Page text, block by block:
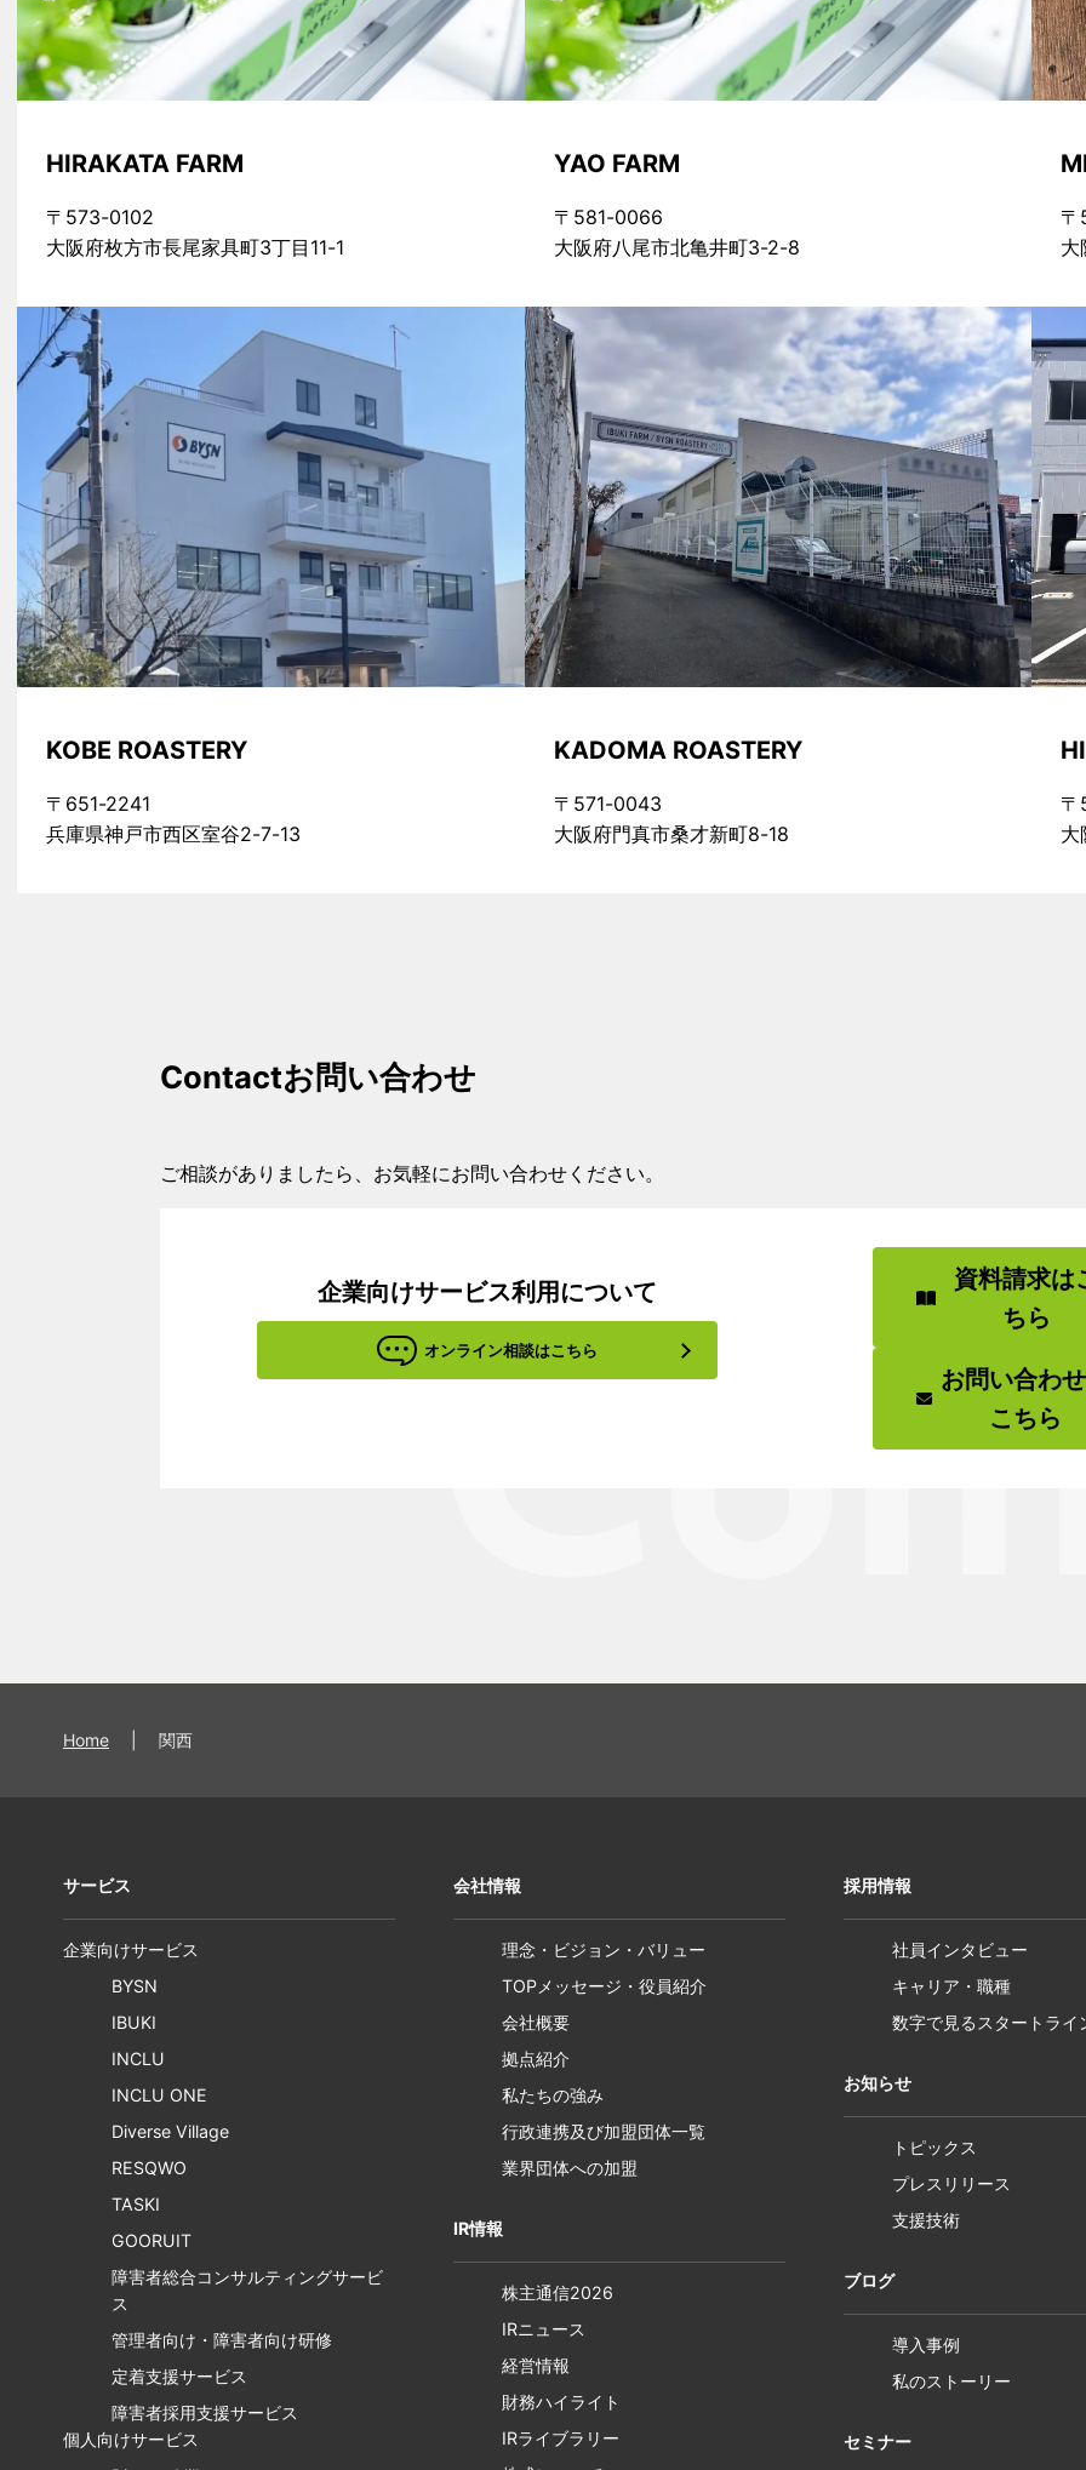
HIRAKATA FARM
〒573-0102
大阪府枚方市長尾家具町3丁目11-1
YAO FARM
〒581-0066
大阪府八尾市北亀井町3-2-8
KOBE ROASTERY
〒651-2241
兵庫県神戸市西区室谷2-7-13
KADOMA ROASTERY
〒571-0043
大阪府門真市桑才新町8-18
大
Contactお問い合わせ
ご相談がありましたら、お気軽にお問い合わせください。
企業向けサービス利用について
オンライン相談はこちら
資料請求は
ちら
お問い合わ
こちら
Home 関西
サービス
企業向けサービス
BYSN
IBUKI
INCLU
INCLU ONE
Diverse Village
RESQWO
TASKI
GOORUIT
障害者総合コンサルティングサービ
ス
管理者向け・障害者向け研修
定着支援サービス
障害者採用支援サービス
個人向けサービス
会社情報
理念・ビジョン・バリュー
TOPメッセージ・役員紹介
会社概要
拠点紹介
私たちの強み
行政連携及び加盟団体一覧
業界団体への加盟
IR情報
株主通信2026
IRニュース
経営情報
財務ハイライト
IRライブラリー
採用情報
社員インタビュー
キャリア・職種
数字で見るスタートライ
お知らせ
トピックス
プレスリリース
支援技術
ブログ
導入事例
私のストーリー
セミナー